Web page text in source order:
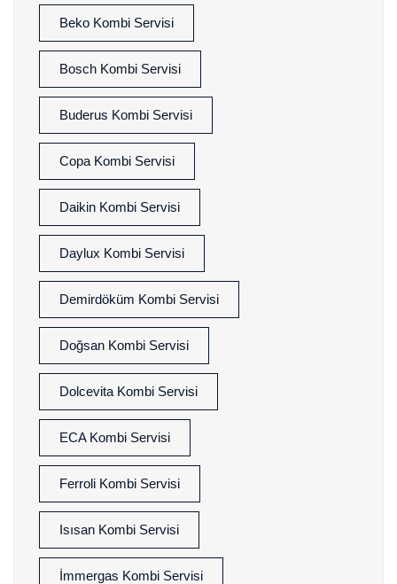
Beko Kombi Servisi
Bosch Kombi Servisi
Buderus Kombi Servisi
Copa Kombi Servisi
Daikin Kombi Servisi
Daylux Kombi Servisi
Demirdöküm Kombi Servisi
Doğsan Kombi Servisi
Dolcevita Kombi Servisi
ECA Kombi Servisi
Ferroli Kombi Servisi
Isısan Kombi Servisi
İmmergas Kombi Servisi